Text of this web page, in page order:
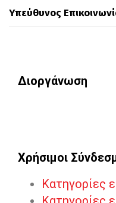
Yπεύθυνος
Διοργάνωση
Χρήσιμοι
Κατηγορίες